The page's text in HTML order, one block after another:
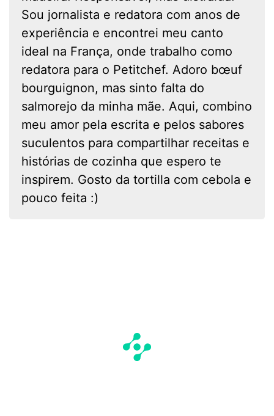
Sou jornalista e redatora com anos de
experiência e encontrei meu canto
ideal na França, onde trabalho como
redatora para o Petitchef. Adoro bœuf
bourguignon, mas sinto falta do
salmorejo da minha mãe. Aqui, combino
meu amor pela escrita e pelos sabores
suculentos para compartilhar receitas e
histórias de cozinha que espero te
inspirem. Gosto da tortilla com cebola e
pouco feita :)